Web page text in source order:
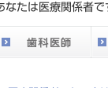
なたは医療関係者で